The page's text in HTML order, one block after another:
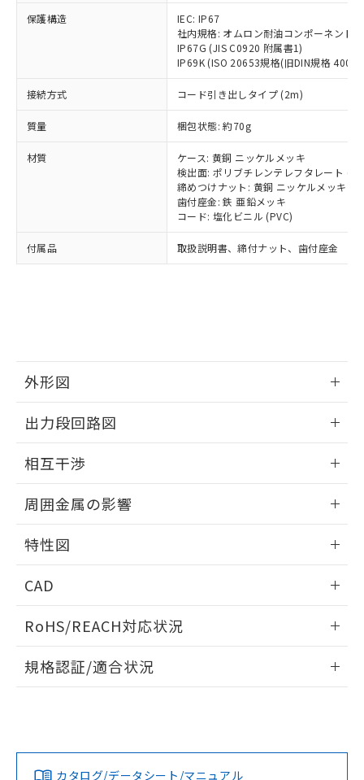
保護構造
IEC: IP67
社内規格: オムロン耐油コンポーネント
IP67G (JIS C0920 附属書1)
IP69K (ISO 20653規格(旧DIN規格
接続方式 コード引き出しタイプ (2m)
質量 梱包状態: 約70g
材質
ケース: 黄銅 ニッケルメッキ
検出面: ポリブチレンテレフタレート
締めつけナット: 黄銅 ニッケルメッキ
歯付座金: 鉄 亜鉛メッキ
コード: 塩化ビニル (PVC)
付属品 取扱説明書、締付ナット、歯付座金
外形図
外形図
出力段回路図
出力段回路図
タイムチャート
相互干渉
相互干渉
A: 40mm以上、B: 30mm以上
周囲金属の影響
周囲金属の影響
特性図
検出物体の大きさと材質による影響
CAD
ドすることができます。
ログイン/会員登録
ダウンロードデータをご利用いただく前に、以下を必ずお読
みください。
RoHS/REACH対応状況
EU RoHS 注意事項・凡例
対応済み
規格認証/適合状況
カタログ/データシート/マニュアル
覧された時点での実際の在庫および標
準価格とは異なる場合があることをご
了承ください。
正式な納期状況および標準価格はお客
様のお取引先、またはお客様担当のオ
ムロン制御機器販売店・当社販売員に
ご相談ください。
オムロン制御機器販売店や当社販売拠
販売ネットワーク
」をご確認
在庫状況および標準価格結果を当社の
事前の承諾なく第三者に漏洩または開
示しないようお願いします。
マイパーツ機能（部品リスト作成サー
品・サービスに関するお客様との取
※当社の共同利用者とは、
の共同利用に関して"
用者の範囲」に記載されている法人を
鉛(Pb) 1000ppm以下、 水銀(Hg) 1000ppm以下、 カド
ミウム(Cd) 100ppm以下、
六価クロム(Cr(Ⅵ)) 1000ppm以下、ポリ臭化ビフェニル
類(PBB) 1000ppm以下、ポリ臭化ジフェニルエーテル類
(PBDE) 1000ppm以下、フタル酸ビス(2-エチルヘキシ
ル) (DEHP)(別名：DOP) 1000ppm以下、フタル酸ブチ
ルベンジル（BBP） 1000ppm以下、フタル酸ジブチル
（DBP） 1000ppm以下、フタル酸ジイソブチル
フタル酸エステル類の４物質については閾値を超える意
図的な使用がないことを確認しています。
部品在庫の切り替え状況などにより、予定
月が前後することがあります。
とができます。
EU RoHS指令（10物質）の非含有証明書
51物質の非含有証明書（当社基準）
※本証明書は発行日時点で非含有を証明す
るもので、過去に遡って非含有を証明する
ものではありません。
物質の対応では、対応完了までの期間は出
荷製品に未対応品が混在することから備考
欄に対応日を記載しておりました。
す。
Pb(鉛) :1000ppm、 Hg(水銀) : 1000ppm、 Cd(カドミウ
Cr(Ⅵ)(六価クロム) : 1000ppm、 PBBs(ポリ臭化ビフェ
ニル類) : 1000ppm、 PBDEs(ポリ臭化ジフェニルエーテ
DBP(フタル酸ジブチル) : 1000ppm、 DIBP(フタル酸ジ
イソブチル) : 1000ppm、 BBP(フタル酸ブチルベンジ
DEHP(フタル酸ビス(2-エチルヘキシル)) : 1000ppm
※2 環境保護使用期限
「ｅ」：有害物質（10物質）のすべてが基
準値以下であることを示します。
「10」：通常の使用状況下において有害物
質が外部に漏えいし、環境に深刻な影響を
及ぼさない年数を意味します。
国政府の輸出許可(または役務取引許
可)を取得するなどの必要な手続きを
当社は規制貨物を破棄する場合は、完
全に破砕するなど、違法に輸出されな
いよう必要な手段を講じます。
当社は貴社製品を、核兵器、ミサイ
ル、化学兵器、生物兵器またはその他
武器並びにこれらの製造装置等に一切
使用いたしません。
当社は、貴社製品を第三者に販売する
場合は、上記1、2および3の内容を当
該第三者に通知します。また当社は、
販売先および販売に係わる関係者が違
法に輸出するおそれがある場合は、取
一定数以上の在庫あり
一定数には満たないが在庫あり
在庫なし(最新の在庫状況につ
いては、お客様のお取引先、ま
たはお客様担当のオムロン制御
機器販売店・当社販売員にご確
認ください)
白
受注生産機種、また在庫状況の
情報を公開していない機種